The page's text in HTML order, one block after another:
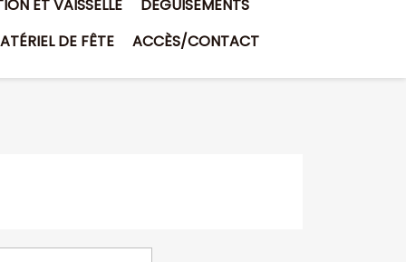
ET VAISSELLE
DÉGUISEMENTS
DE FÊTE
ACCÈS/CONTACT